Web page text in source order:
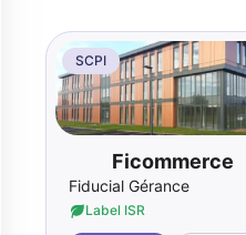
SCPI
Ficommerce
Fiducial Gérance
Label ISR